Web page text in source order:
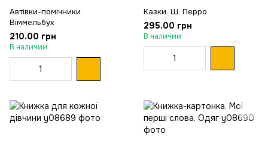
Автівки-помічники.
Віммельбух
210.00 грн
В наличии
Казки. Ш. Перро
295.00 грн
В наличии